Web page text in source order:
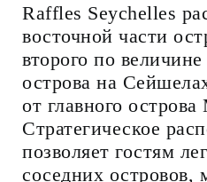
Raffles Seychelles
восточной части
второго по
острова на
от главного острова
Стратегическое
позволяет гостям
соседних островов,